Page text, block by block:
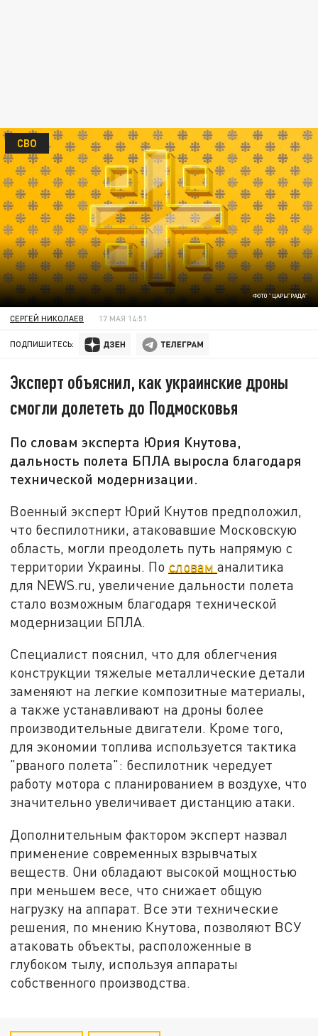
ФОТО "ЦАРЬГРАДА"
СВО
СЕРГЕЙ НИКОЛАЕВ 17 МАЯ 14:51
ПОДПИШИТЕСЬ:
Эксперт объяснил, как украинские дроны
смогли долететь до Подмосковья
По словам эксперта Юрия Кнутова,
дальность полета БПЛА выросла благодаря
технической модернизации.
Военный эксперт Юрий Кнутов предположил,
что беспилотники, атаковавшие Московскую
область, могли преодолеть путь напрямую с
территории Украины. По словаманалитика
для NEWS.ru, увеличение дальности полета
стало возможным благодаря технической
модернизации БПЛА.
Специалист пояснил, что для облегчения
конструкции тяжелые металлические детали
заменяют на легкие композитные материалы,
а также устанавливают на дроны более
производительные двигатели. Кроме того,
для экономии топлива используется тактика
"рваного полета": беспилотник чередует
работу мотора с планированием в воздухе, что
значительно увеличивает дистанцию атаки.
Дополнительным фактором эксперт назвал
применение современных взрывчатых
веществ. Они обладают высокой мощностью
при меньшем весе, что снижает общую
нагрузку на аппарат. Все эти технические
решения, по мнению Кнутова, позволяют ВСУ
атаковать объекты, расположенные в
глубоком тылу, используя аппараты
собственного производства.